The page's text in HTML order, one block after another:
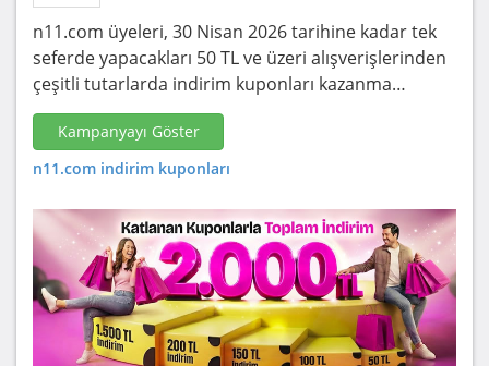
n11.com üyeleri, 30 Nisan 2026 tarihine kadar tek
seferde yapacakları 50 TL ve üzeri alışverişlerinden
çeşitli tutarlarda indirim kuponları kazanma…
Kampanyayı Göster
n11.com indirim kuponları